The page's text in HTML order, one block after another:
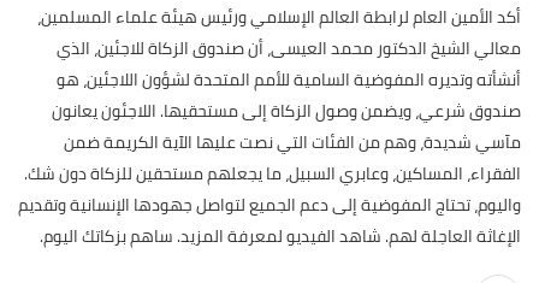
أكد الأمين العام لرابطة العالم الإسلامي ورئيس هيئة علماء المسلمين،
معالي الشيخ الدكتور محمد العيسى، أن صندوق الزكاة للاجئين، الذي
أنشأته وتديره المفوضية السامية للأمم المتحدة لشؤون اللاجئين، هو
صندوق شرعي، ويضمن وصول الزكاة إلى مستحقيها. اللاجئون يعانون
مآسي شديدة، وهم من الفئات التي نصت عليها الآية الكريمة ضمن
الفقراء، المساكين، وعابري السبيل، ما يجعلهم مستحقين للزكاة دون شك.
واليوم، تحتاج المفوضية إلى دعم الجميع لتواصل جهودها الإنسانية وتقديم
الإغاثة العاجلة لهم. شاهد الفيديو لمعرفة المزيد. ساهم بزكاتك اليوم.